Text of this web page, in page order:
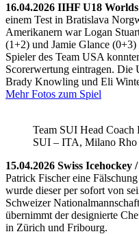
16.04.2026 IIHF U18
einem Test in Bratislava
Amerikanern war Logan
(1+2) und Jamie Glance
Spieler des Team USA
Scorerwertung eintragen. Die
Brady Knowling und Eli
Mehr Fotos zum Spiel
Team SUI Head Coach
SUI – ITA, Milano Rho
15.04.2026 Swiss
Patrick Fischer eine
wurde dieser per sofort von
Schweizer
übernimmt der designierte
in Zürich und Fribourg.